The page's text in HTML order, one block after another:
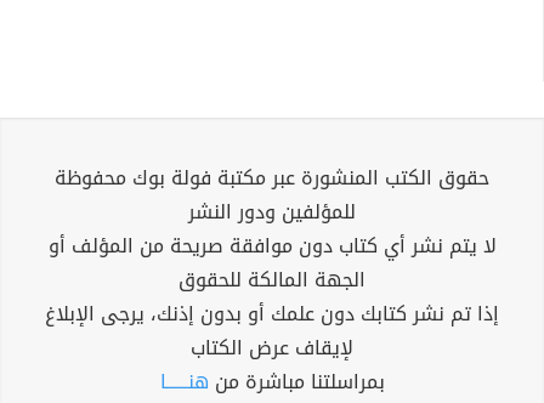
حقوق الكتب المنشورة عبر مكتبة فولة بوك محفوظة
للمؤلفين ودور النشر
لا يتم نشر أي كتاب دون موافقة صريحة من المؤلف أو
الجهة المالكة للحقوق
إذا تم نشر كتابك دون علمك أو بدون إذنك، يرجى الإبلاغ
لإيقاف عرض الكتاب
بمراسلتنا مباشرة من هنــــــا